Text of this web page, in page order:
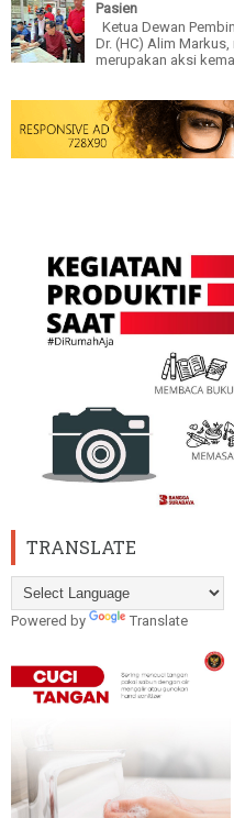
Pasien
Ketua Dewan
Dr. (HC) Alim
merupakan aksi
TRANSLATE
Powered by Translate